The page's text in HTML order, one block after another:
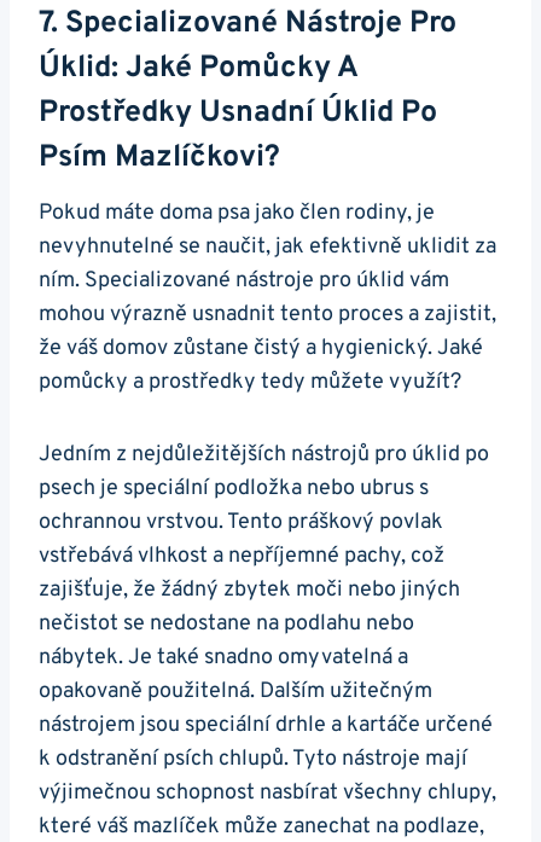
7. Specializované Nástroje Pro
Úklid: Jaké Pomůcky A
Prostředky Usnadní Úklid Po
Psím Mazlíčkovi?
Pokud máte doma psa jako člen rodiny, je
nevyhnutelné se naučit, jak efektivně uklidit za
ním. Specializované nástroje pro úklid vám
mohou výrazně usnadnit tento proces a zajistit,
že váš domov zůstane čistý a hygienický. Jaké
pomůcky a prostředky tedy můžete využít?
Jedním z nejdůležitějších nástrojů pro úklid po
psech je speciální podložka nebo ubrus s
ochrannou vrstvou. Tento práškový povlak
vstřebává vlhkost a nepříjemné pachy, což
zajišťuje, že žádný zbytek moči nebo jiných
nečistot se nedostane na podlahu nebo
nábytek. Je také snadno omyvatelná a
opakovaně použitelná. Dalším užitečným
nástrojem jsou speciální drhle a kartáče určené
k odstranění psích chlupů. Tyto nástroje mají
výjimečnou schopnost nasbírat všechny chlupy,
které váš mazlíček může zanechat na podlaze,